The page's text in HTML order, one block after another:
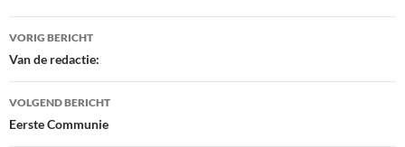
Bericht
navigatie
VORIG BERICHT
Van de redactie:
VOLGEND BERICHT
Eerste Communie